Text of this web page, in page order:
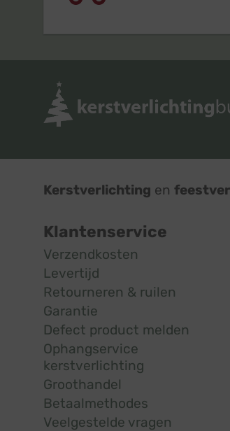
Kerstverlichting en
Klantenservice
Verzendkosten
Levertijd
Retourneren & ruilen
Garantie
Defect product melden
Ophangservice
kerstverlichting
Groothandel
Betaalmethodes
Veelgestelde vragen